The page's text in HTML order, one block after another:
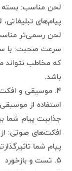
لحن مناسب: بسته
پیام‌های
لحن رسمی‌تر
سرعت صحبت: با
که مخاطب نتواند
باشد.
۴. موسیقی و افکت‌های صوتی
استفاده از
جذابیت پیام شما
افکت‌های صوتی:
پیام شما
۵. تست و بازخورد